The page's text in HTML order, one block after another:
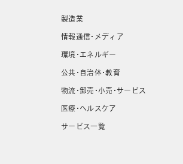
製造業
情報通信・メディア
環境・エネルギー
公共・自治体・教育
物流・卸売・小売・サービス
医療・ヘルスケア
サービス一覧